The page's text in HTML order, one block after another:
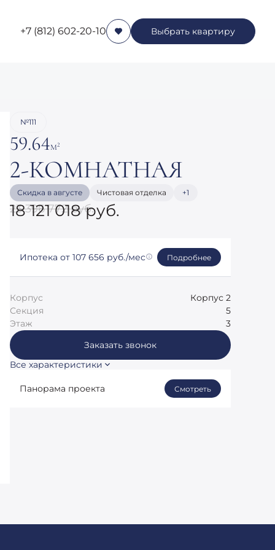
+7 (812) 602-20-10 Выбрать квартиру
№111
59.64М2
2-КОМНАТНАЯ
Скидка в августе Чистовая отделка +1
23 396 772 руб.
18 121 018 руб.
Ипотека от 107 656 руб./мес Подробнее
Корпус
Корпус 2
Секция
5
Этаж
3
Заказать звонок
Все характеристики
Панорама проекта Смотреть